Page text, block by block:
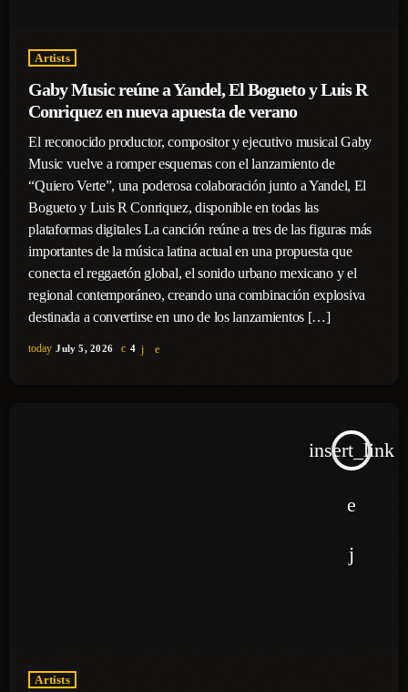
Artists
Gaby Music reúne a Yandel, El Bogueto y Luis R
Conriquez en nueva apuesta de verano
El reconocido productor, compositor y ejecutivo musical Gaby
Music vuelve a romper esquemas con el lanzamiento de
“Quiero Verte”, una poderosa colaboración junto a Yandel, El
Bogueto y Luis R Conriquez, disponible en todas las
plataformas digitales La canción reúne a tres de las figuras más
importantes de la música latina actual en una propuesta que
conecta el reggaetón global, el sonido urbano mexicano y el
regional contemporáneo, creando una combinación explosiva
destinada a convertirse en uno de los lanzamientos […]
today July 5, 2026 4
insert_link
Artists